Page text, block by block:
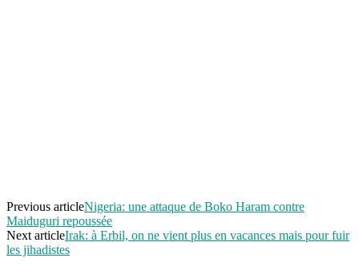
Previous articleNigeria: une attaque de Boko Haram contre
Maiduguri repoussée
Next articleIrak: à Erbil, on ne vient plus en vacances mais pour fuir
les jihadistes